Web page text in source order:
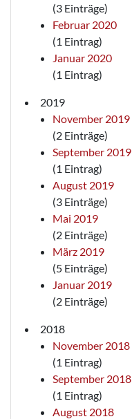
(3 Einträge)
Februar 2020
(1 Eintrag)
Januar 2020
(1 Eintrag)
2019
November 2019
(2 Einträge)
September 2019
(1 Eintrag)
August 2019
(3 Einträge)
Mai 2019
(2 Einträge)
März 2019
(5 Einträge)
Januar 2019
(2 Einträge)
2018
November 2018
(1 Eintrag)
September 2018
(1 Eintrag)
August 2018